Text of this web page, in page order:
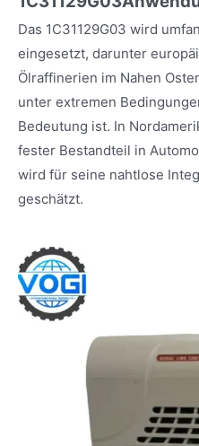
Das 1C31129G03 wird
eingesetzt, darunter
Ölraffinerien im Nahen
unter extremen
Bedeutung ist. In
fester Bestandteil in
wird für seine nahtlose
geschätzt.